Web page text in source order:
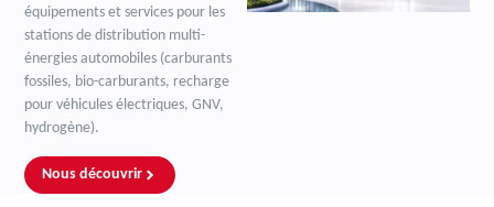
équipements et services pour les
stations de distribution multi-
énergies automobiles (carburants
fossiles, bio-carburants, recharge
pour véhicules électriques, GNV,
hydrogène).
Nous découvrir